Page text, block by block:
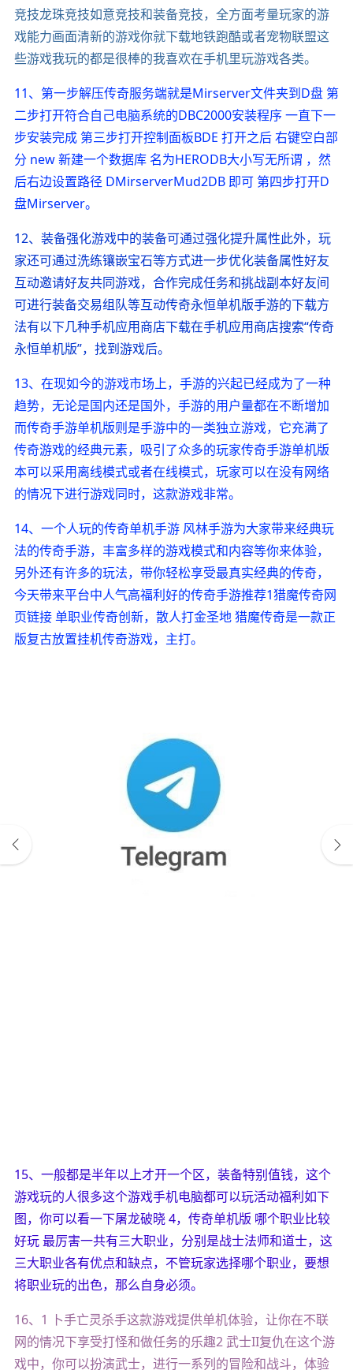
竞技龙珠竞技如意竞技和装备竞技，全方面考量玩家的游
戏能力画面清新的游戏你就下载地铁跑酷或者宠物联盟这
些游戏我玩的都是很棒的我喜欢在手机里玩游戏各类。
11、第一步解压传奇服务端就是Mirserver文件夹到D盘 第
二步打开符合自己电脑系统的DBC2000安装程序 一直下一
步安装完成 第三步打开控制面板BDE 打开之后 右键空白部
分 new 新建一个数据库 名为HERODB大小写无所谓 ，然
后右边设置路径 DMirserverMud2DB 即可 第四步打开D
盘Mirserver。
12、装备强化游戏中的装备可通过强化提升属性此外，玩
家还可通过洗练镶嵌宝石等方式进一步优化装备属性好友
互动邀请好友共同游戏，合作完成任务和挑战副本好友间
可进行装备交易组队等互动传奇永恒单机版手游的下载方
法有以下几种手机应用商店下载在手机应用商店搜索“传奇
永恒单机版”，找到游戏后。
13、在现如今的游戏市场上，手游的兴起已经成为了一种
趋势，无论是国内还是国外，手游的用户量都在不断增加
而传奇手游单机版则是手游中的一类独立游戏，它充满了
传奇游戏的经典元素，吸引了众多的玩家传奇手游单机版
本可以采用离线模式或者在线模式，玩家可以在没有网络
的情况下进行游戏同时，这款游戏非常。
14、一个人玩的传奇单机手游 风林手游为大家带来经典玩
法的传奇手游，丰富多样的游戏模式和内容等你来体验，
另外还有许多的玩法，带你轻松享受最真实经典的传奇，
今天带来平台中人气高福利好的传奇手游推荐1猎魔传奇网
页链接 单职业传奇创新，散人打金圣地 猎魔传奇是一款正
版复古放置挂机传奇游戏，主打。
15、一般都是半年以上才开一个区，装备特别值钱，这个
游戏玩的人很多这个游戏手机电脑都可以玩活动福利如下
图，你可以看一下屠龙破晓 4，传奇单机版 哪个职业比较
好玩 最厉害一共有三大职业，分别是战士法师和道士，这
三大职业各有优点和缺点，不管玩家选择哪个职业，要想
将职业玩的出色，那么自身必须。
16、1 卜手亡灵杀手这款游戏提供单机体验，让你在不联
网的情况下享受打怪和做任务的乐趣2 武士II复仇在这个游
戏中，你可以扮演武士，进行一系列的冒险和战斗，体验